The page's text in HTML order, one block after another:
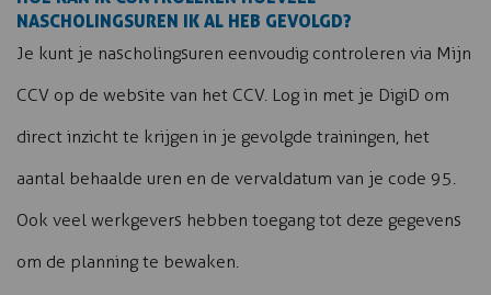
NASCHOLINGSUREN IK AL HEB GEVOLGD?
Je kunt je nascholingsuren eenvoudig controleren via Mijn
CCV op de website van het CCV. Log in met je DigiD om
direct inzicht te krijgen in je gevolgde trainingen, het
aantal behaalde uren en de vervaldatum van je code 95.
Ook veel werkgevers hebben toegang tot deze gegevens
om de planning te bewaken.